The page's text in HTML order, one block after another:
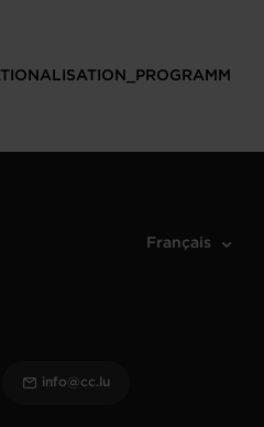
info@cc.lu